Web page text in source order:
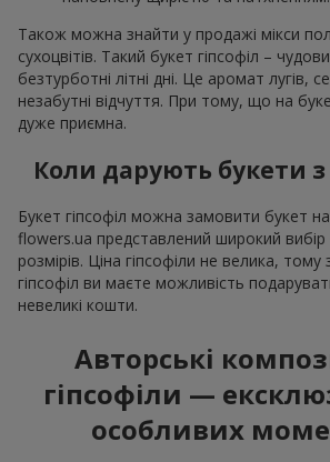
Також можна знайти у продажі мікси
сухоцвітів. Такий букет гіпсофіл –
безтурботні літні дні. Це аромат лугів,
незабутні відчуття. При тому, що на
дуже приємна.
Коли дарують букети з
Букет гіпсофіл можна замовити букет
flowers.ua представлений широкий вибір
розмірів. Ціна гіпсофіли не велика,
гіпсофіл ви маєте можливість
невеликі кошти.
Авторські
гіпсофіли —
особливих